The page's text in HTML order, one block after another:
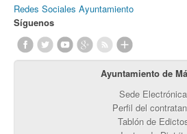
Redes Sociales Ayuntamiento
Síguenos
Ayuntamiento de
Sede Electrónica
Perfil del
Tablón de